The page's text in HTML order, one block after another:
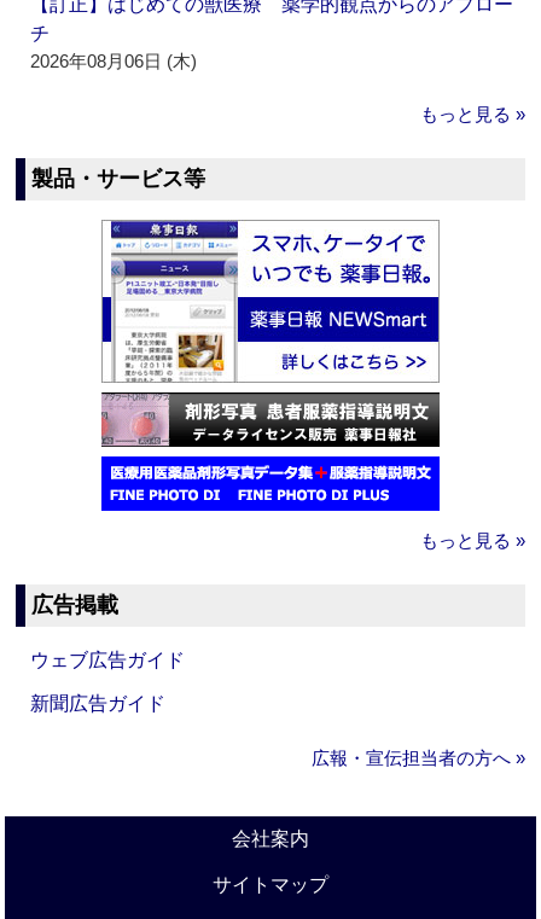
【訂正】はじめての獣医療 薬学的観点からのアプロー
チ
2026年08月06日 (木)
もっと見る »
製品・サービス等
もっと見る »
広告掲載
ウェブ広告ガイド
新聞広告ガイド
広報・宣伝担当者の方へ »
会社案内
サイトマップ